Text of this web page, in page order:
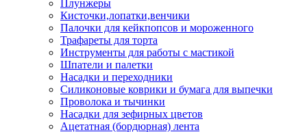
Плунжеры
Кисточки,лопатки,венчики
Палочки для кейкпопсов и мороженного
Трафареты для торта
Инструменты для работы с мастикой
Шпатели и палетки
Насадки и переходники
Силиконовые коврики и бумага для выпечки
Проволока и тычинки
Насадки для зефирных цветов
Ацетатная (бордюрная) лента